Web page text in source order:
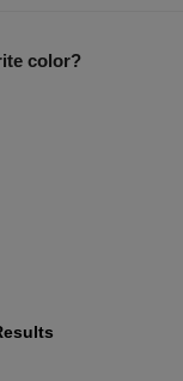
color?